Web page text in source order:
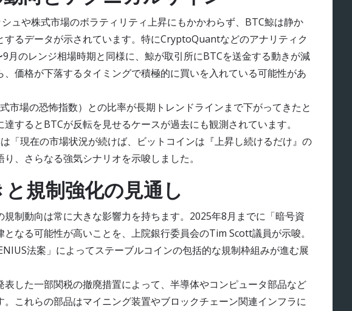
ュや株式市場のボラティリティ上昇にもかかわらず、BTC鯨は静か
するデータが示されています。特にCryptoQuantなどのアナリティク
月のレンジ相場時期と同様に、鯨が取引所にBTCを送金する動きが減
価格が下落するタイミングで積極的に買いを入れている可能性があ
市場の恐怖指数）との比率が長期トレンドラインまで下がってきたと
するとBTCが反転を見せるケースが過去にも観測されています。
「現在の市場状況が続けば、ビットコインは『上昇し続けるだけ』の
、さらなる強気シナリオを示唆しました。
規制強化の見通し
制動向は常に大きな影響力を持ちます。2025年8月までに「暗号資
なる可能性が高いことを、上院銀行委員会のTim Scott議員が示唆。
法案」によってステーブルコインの包括的な規制枠組みが進む展
表した一部関税の撤廃措置によって、半導体やコンピュータ部品など
これらの部品はマイニング装置やブロックチェーン関連インフラに